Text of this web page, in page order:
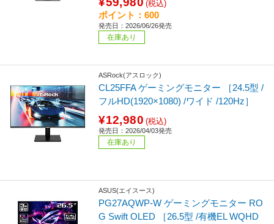
(税込)
ポイント：600
発売日：2026/06/26発売
在庫あり
ASRock(アスロック)
CL25FFA ゲーミングモニター ［24.5型 /
フルHD(1920×1080) /ワイド /120Hz］
¥12,980 (税込)
発売日：2026/04/03発売
在庫あり
ASUS(エイスース)
PG27AQWP-W ゲーミングモニター RO
G Swift OLED ［26.5型 /有機EL WQHD